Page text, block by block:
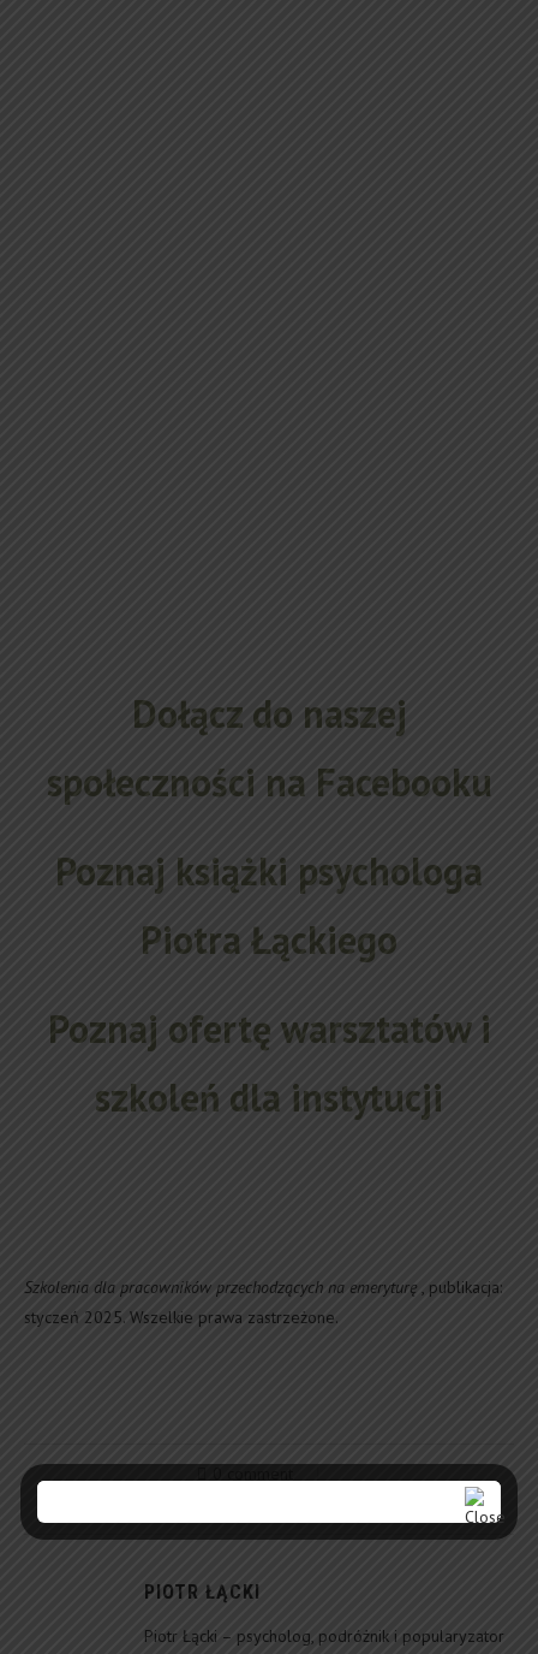
Dołącz do naszej
społeczności na Facebooku
Poznaj książki psychologa
Piotra Łąckiego
Poznaj ofertę warsztatów i
szkoleń dla instytucji
Szkolenia dla pracowników przechodzących na emeryturę, publikacja:
styczeń 2025. Wszelkie prawa zastrzeżone.
PIOTR ŁĄCKI
Piotr Łącki – psycholog, podróżnik i popularyzator